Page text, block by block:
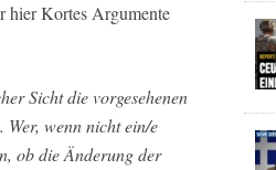
hier Kortes Argumente
Sicht die vorgesehenen
wenn nicht ein/e
ob die Änderung der